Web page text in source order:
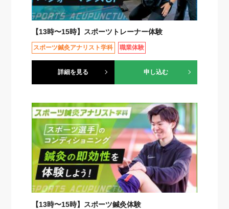
【13時〜15時】スポーツトレーナー体験
スポーツ鍼灸アナリスト学科 職業体験
詳細を見る 申し込む
【13時〜15時】スポーツ鍼灸体験